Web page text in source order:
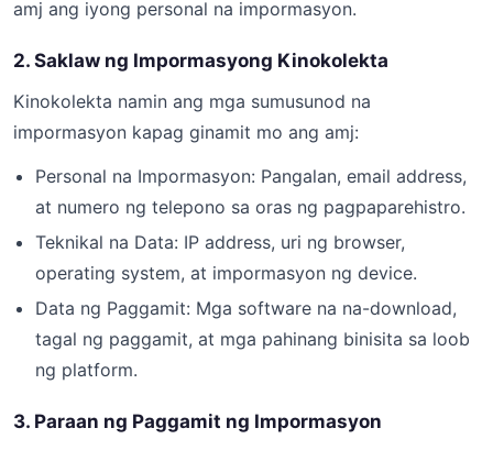
amj ang iyong personal na impormasyon.
2. Saklaw ng Impormasyong Kinokolekta
Kinokolekta namin ang mga sumusunod na
impormasyon kapag ginamit mo ang amj:
Personal na Impormasyon: Pangalan, email address,
at numero ng telepono sa oras ng pagpaparehistro.
Teknikal na Data: IP address, uri ng browser,
operating system, at impormasyon ng device.
Data ng Paggamit: Mga software na na-download,
tagal ng paggamit, at mga pahinang binisita sa loob
ng platform.
3. Paraan ng Paggamit ng Impormasyon